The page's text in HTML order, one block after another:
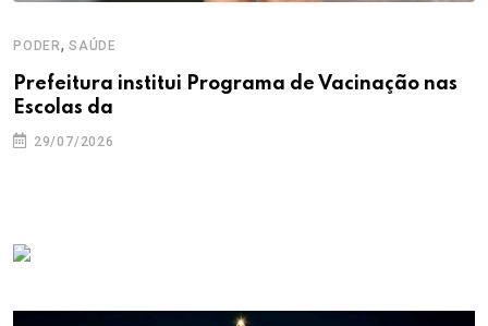
PODER, SAÚDE
Prefeitura institui Programa de Vacinação nas
Escolas da
29/07/2026